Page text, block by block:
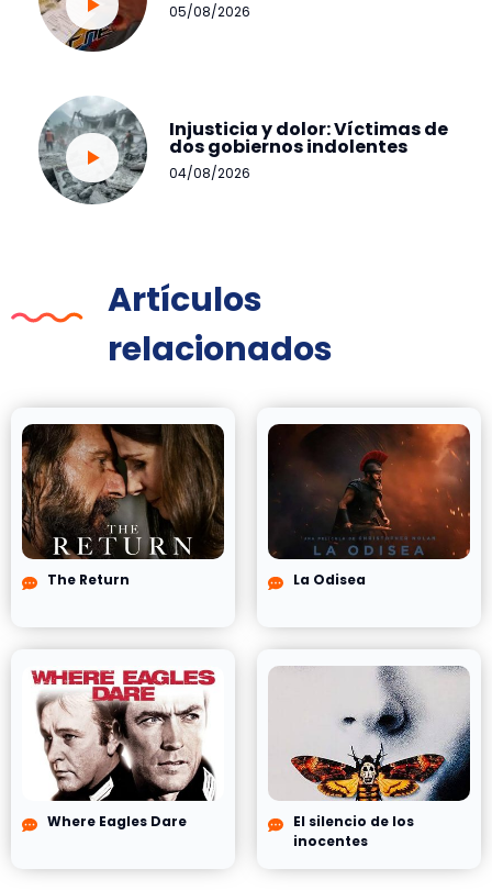
05/08/2026
Injusticia y dolor: Víctimas de
dos gobiernos indolentes
04/08/2026
Artículos
relacionados
The Return La Odisea
Where Eagles Dare
El silencio de los
inocentes